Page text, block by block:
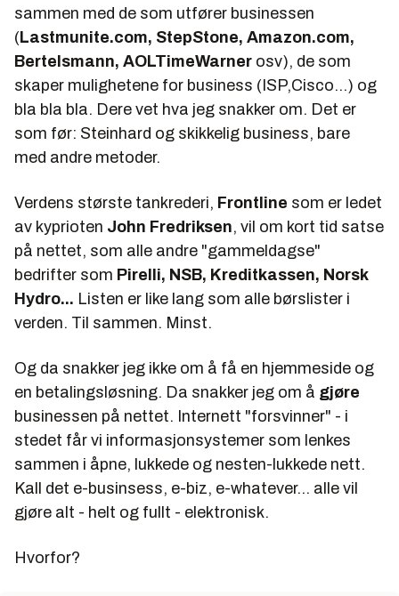
sammen med de som utfører businessen
( Lastmunite.com, StepStone, Amazon.com,
Bertelsmann, AOLTimeWarner osv), de som
skaper mulighetene for business (ISP,Cisco...) og
bla bla bla. Dere vet hva jeg snakker om. Det er
som før: Steinhard og skikkelig business, bare
med andre metoder.
Verdens største tankrederi, Frontline som er ledet
av kyprioten John Fredriksen, vil om kort tid satse
på nettet, som alle andre "gammeldagse"
bedrifter som Pirelli, NSB, Kreditkassen, Norsk
Hydro... Listen er like lang som alle børslister i
verden. Til sammen. Minst.
Og da snakker jeg ikke om å få en hjemmeside og
en betalingsløsning. Da snakker jeg om å gjøre
businessen på nettet. Internett "forsvinner" - i
stedet får vi informasjonsystemer som lenkes
sammen i åpne, lukkede og nesten-lukkede nett.
Kall det e-businsess, e-biz, e-whatever... alle vil
gjøre alt - helt og fullt - elektronisk.
Hvorfor?